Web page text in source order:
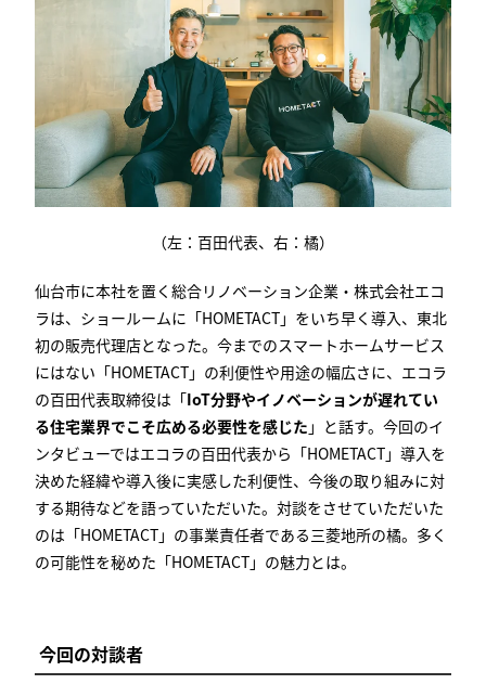
（左：百田代表、右：橘）
仙台市に本社を置く総合リノベーション企業・株式会社エコ
ラは、ショールームに「HOMETACT」をいち早く導入、東北
初の販売代理店となった。今までのスマートホームサービス
にはない「HOMETACT」の利便性や用途の幅広さに、エコラ
の百田代表取締役は「IoT分野やイノベーションが遅れてい
る住宅業界でこそ広める必要性を感じた 」と話す。今回のイ
ンタビューではエコラの百田代表から「HOMETACT」導入を
決めた経緯や導入後に実感した利便性、今後の取り組みに対
する期待などを語っていただいた。対談をさせていただいた
のは「HOMETACT」の事業責任者である三菱地所の橘。多く
の可能性を秘めた「HOMETACT」の魅力とは。
今回の対談者